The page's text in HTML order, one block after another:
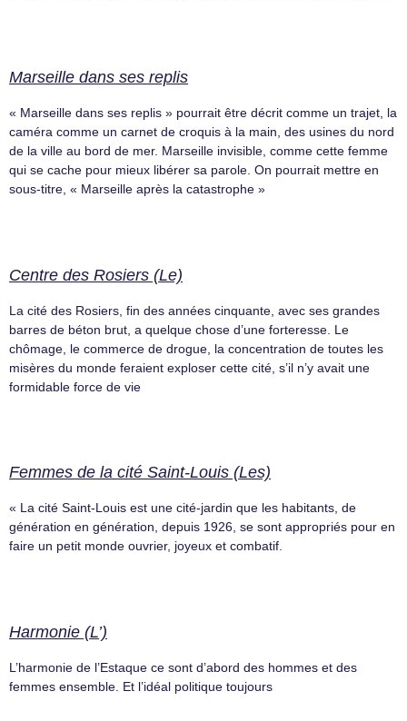
Marseille dans ses replis
« Marseille dans ses replis » pourrait être décrit comme un trajet, la
caméra comme un carnet de croquis à la main, des usines du nord
de la ville au bord de mer. Marseille invisible, comme cette femme
qui se cache pour mieux libérer sa parole. On pourrait mettre en
sous-titre, « Marseille après la catastrophe »
Centre des Rosiers (Le)
La cité des Rosiers, fin des années cinquante, avec ses grandes
barres de béton brut, a quelque chose d’une forteresse. Le
chômage, le commerce de drogue, la concentration de toutes les
misères du monde feraient exploser cette cité, s’il n’y avait une
formidable force de vie
Femmes de la cité Saint-Louis (Les)
« La cité Saint-Louis est une cité-jardin que les habitants, de
génération en génération, depuis 1926, se sont appropriés pour en
faire un petit monde ouvrier, joyeux et combatif.
Harmonie (L’)
L’harmonie de l’Estaque ce sont d’abord des hommes et des
femmes ensemble. Et l’idéal politique toujours